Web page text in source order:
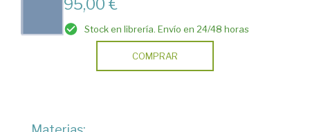
95,00 €
Stock en librería. Envío en 24/48 horas
COMPRAR